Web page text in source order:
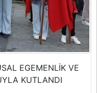
EGEMENLİK VE
KUTLANDI